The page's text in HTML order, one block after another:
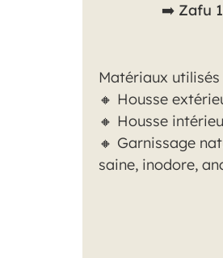
➡️ Zafu
Matériaux utilisés
🔸 Housse
🔸 Housse
🔸 Garnissage
saine, inodore,